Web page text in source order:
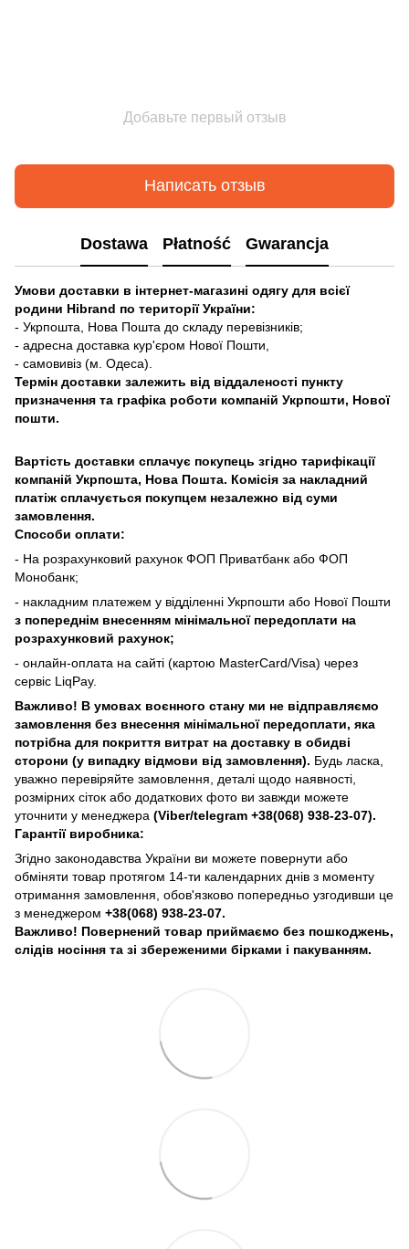
Добавьте первый отзыв
Написать отзыв
Dostawa Płatność Gwarancja
Умови доставки в інтернет-магазині одягу для всієї
родини Hibrand по території України:
- Укрпошта, Нова Пошта до складу перевізників;
- адресна доставка кур'єром Нової Пошти,
- самовивіз (м. Одеса).
Термін доставки залежить від віддаленості пункту
призначення та графіка роботи компаній Укрпошти, Нової
пошти.
Вартість доставки сплачує покупець згідно тарифікації
компаній Укрпошта, Нова Пошта. Комісія за накладний
платіж сплачується покупцем незалежно від суми
замовлення.
Способи оплати:
- На розрахунковий рахунок ФОП Приватбанк або ФОП
Монобанк;
- накладним платежем у відділенні Укрпошти або Нової Пошти
з попереднім внесенням мінімальної передоплати на
розрахунковий рахунок;
- онлайн-оплата на сайті (картою MasterCard/Visa) через
сервіс LiqPay.
Важливо! В умовах воєнного стану ми не відправляємо
замовлення без внесення мінімальної передоплати, яка
потрібна для покриття витрат на доставку в обидві
сторони (у випадку відмови від замовлення). Будь ласка,
уважно перевіряйте замовлення, деталі щодо наявності,
розмірних сіток або додаткових фото ви завжди можете
уточнити у менеджера (Viber/telegram +38(068) 938-23-07).
Гарантії виробника:
Згідно законодавства України ви можете повернути або
обміняти товар протягом 14-ти календарних днів з моменту
отримання замовлення, обов'язково попередньо узгодивши це
з менеджером +38(068) 938-23-07.
Важливо! Повернений товар приймаємо без пошкоджень,
слідів носіння та зі збереженими бірками і пакуванням.